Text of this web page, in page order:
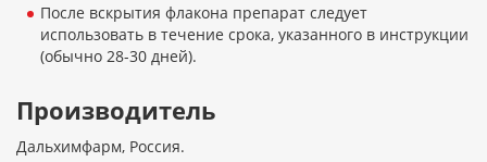
После вскрытия флакона препарат следует
использовать в течение срока, указанного в инструкции
(обычно 28-30 дней).
Производитель
Дальхимфарм, Россия.